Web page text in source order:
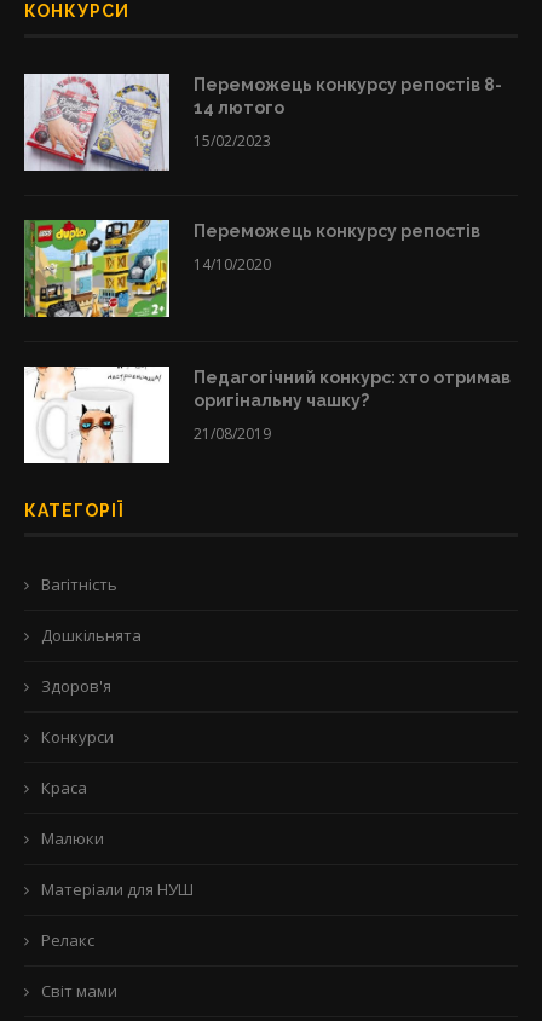
КОНКУРСИ
Переможець конкурсу репостів 8-
14 лютого
15/02/2023
Переможець конкурсу репостів
14/10/2020
Педагогічний конкурс: хто отримав
оригінальну чашку?
21/08/2019
КАТЕГОРІЇ
Вагітність
Дошкільнята
Здоров'я
Конкурси
Краса
Малюки
Матеріали для НУШ
Релакс
Світ мами